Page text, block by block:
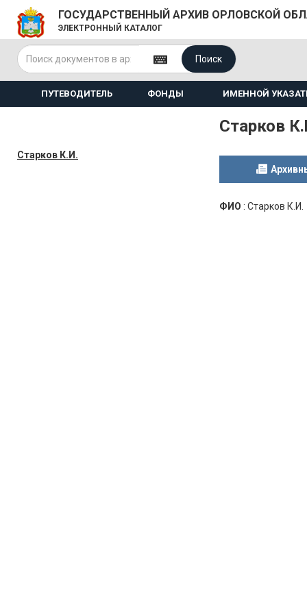
ГОСУДАРСТВЕННЫЙ АРХИВ ОРЛОВСКОЙ
ЭЛЕКТРОННЫЙ КАТАЛОГ
Поиск
ПУТЕВОДИТЕЛЬ ФОНДЫ ИМЕННОЙ
Старков К.И.
Старков
ФИО : Старков К.И.